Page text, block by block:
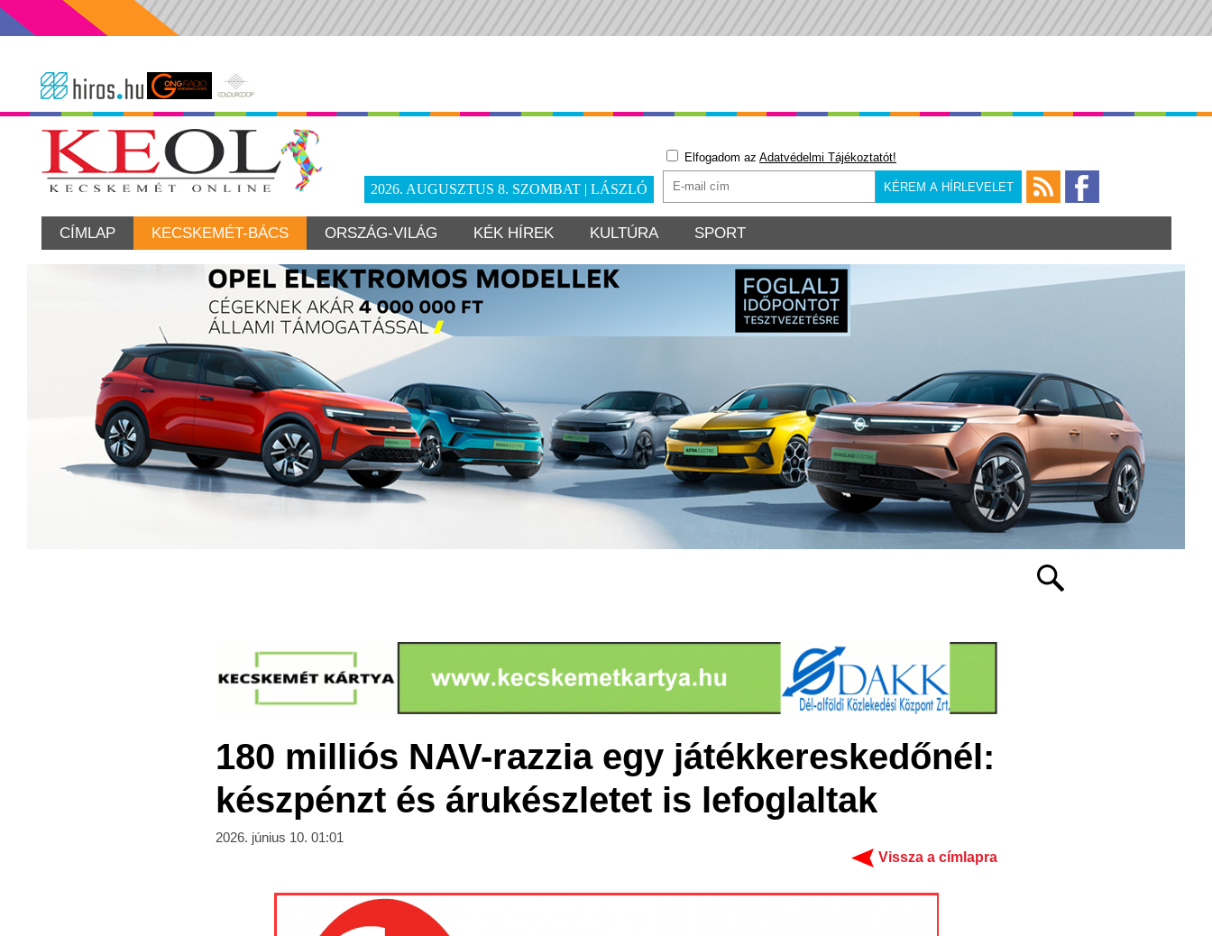
2026. AUGUSZTUS 8. SZOMBAT | LÁSZLÓ
Elfogadom az Adatvédelmi Tájékoztatót!
CÍMLAP KECSKEMÉT-BÁCS ORSZÁG-VILÁG KÉK HÍREK KULTÚRA SPORT
180 milliós NAV-razzia egy játékkereskedőnél:
készpénzt és árukészletet is lefoglaltak
2026. június 10. 01:01
Vissza a címlapra